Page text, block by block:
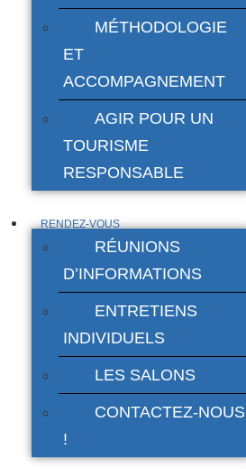
MÉTHODOLOGIE
ET
ACCOMPAGNEMENT
AGIR POUR UN
TOURISME
RESPONSABLE
RENDEZ-VOUS
RÉUNIONS
D’INFORMATIONS
ENTRETIENS
INDIVIDUELS
LES SALONS
CONTACTEZ-NOUS
!